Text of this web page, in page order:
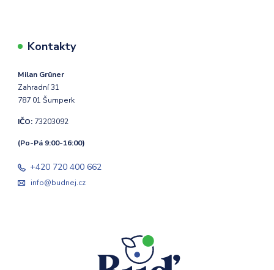
Kontakty
Milan Grüner
Zahradní 31
787 01 Šumperk
IČO: 73203092
(Po-Pá 9:00-16:00)
+420 720 400 662
info@budnej.cz